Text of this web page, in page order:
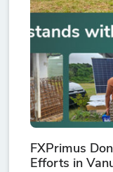
FXPrimus
Efforts in